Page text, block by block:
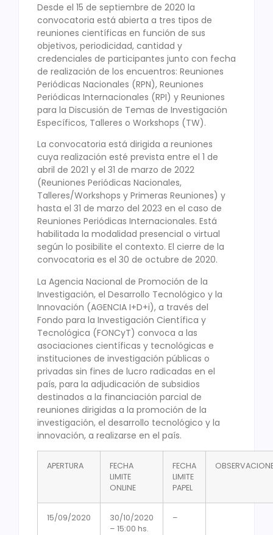
Desde el 15 de septiembre de 2020 la
convocatoria está abierta a tres tipos de
reuniones científicas en función de sus
objetivos, periodicidad, cantidad y
credenciales de participantes junto con fecha
de realización de los encuentros: Reuniones
Periódicas Nacionales (RPN), Reuniones
Periódicas Internacionales (RPI) y Reuniones
para la Discusión de Temas de Investigación
Específicos, Talleres o Workshops (TW).
La convocatoria está dirigida a reuniones
cuya realización esté prevista entre el 1 de
abril de 2021 y el 31 de marzo de 2022
(Reuniones Periódicas Nacionales,
Talleres/Workshops y Primeras Reuniones) y
hasta el 31 de marzo del 2023 en el caso de
Reuniones Periódicas Internacionales. Está
habilitada la modalidad presencial o virtual
según lo posibilite el contexto. El cierre de la
convocatoria es el 30 de octubre de 2020.
La Agencia Nacional de Promoción de la
Investigación, el Desarrollo Tecnológico y la
Innovación (AGENCIA I+D+i), a través del
Fondo para la Investigación Científica y
Tecnológica (FONCyT) convoca a las
asociaciones científicas y tecnológicas e
instituciones de investigación públicas o
privadas sin fines de lucro radicadas en el
país, para la adjudicación de subsidios
destinados a la financiación parcial de
reuniones dirigidas a la promoción de la
investigación, el desarrollo tecnológico y la
innovación, a realizarse en el país.
APERTURA
FECHA
LIMITE
ONLINE
FECHA
LIMITE
PAPEL
15/09/2020
30/10/2020
– 15:00 hs.
–